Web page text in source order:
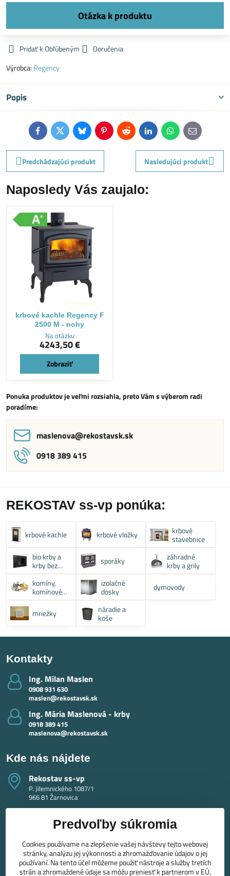
Pridať k Obľúbeným
Doručenia
Výrobca: Regency
Popis
FacebookTwitterBlueskyPinterestReddit LinkedInWhatsApp
E-
mail
Predchádzajúci produkt
Nasledujúci produkt
Naposledy Vás zaujalo:
krbové kachle Regency F
2500 M - nohy
Na otázku
4243,50 €
Zobraziť
Ponuka produktov je veľmi rozsiahla, preto Vám s výberom radi
poradíme:
maslenova​@rekostavsk​.sk
0918 389 415
REKOSTAV ss-vp ponúka:
krbové kachle krbové vložky
krbové
stavebnice
bio krby a
krby bez
komína
sporáky
záhradné
krby a grily
komíny,
komínové
systémy
izolačné
dosky
dymovody
mriežky
náradie a
koše
Kontakty
Ing​. Milan Maslen
0908 931 630
maslen@rekostavsk.sk
Ing​. Mária Maslenová - krby
0918 389 415
maslenova@rekostavsk.sk
Kde nás nájdete
Rekostav ss-vp
P. Jilemnického 1087/1
966 81 Žarnovica
Predvoľby súkromia
Cookies používame na zlepšenie vašej návštevy tejto webovej
stránky, analýzu jej výkonnosti a zhromažďovanie údajov o jej
používaní. Na tento účel môžeme použiť nástroje a služby tretích
strán a zhromaždené údaje sa môžu preniesť k partnerom v EÚ,